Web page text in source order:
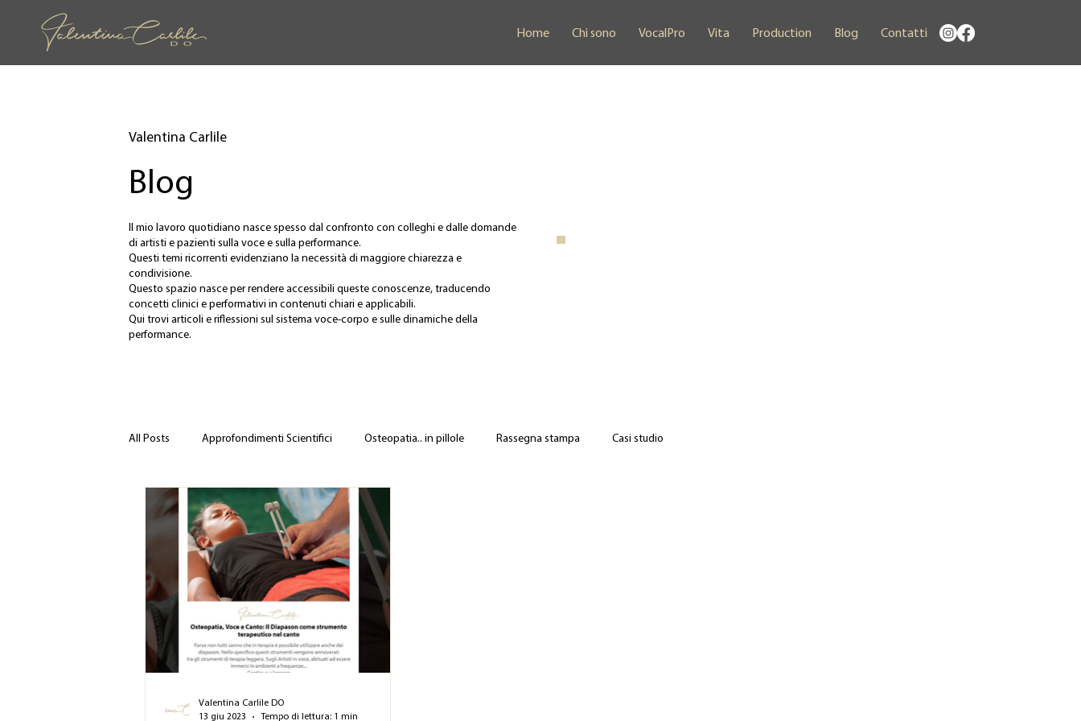
Home Chi sono VocalPro Vita Production Blog Contatti
Valentina Carlile
Blog
Il mio lavoro quotidiano nasce spesso dal confronto con colleghi e dalle domande
di artisti e pazienti sulla voce e sulla performance.
Questi temi ricorrenti evidenziano la necessità di maggiore chiarezza e
condivisione.
Questo spazio nasce per rendere accessibili queste conoscenze, traducendo
concetti clinici e performativi in contenuti chiari e applicabili.
Qui trovi articoli e riflessioni sul sistema voce-corpo e sulle dinamiche della
performance.
All Posts Approfondimenti Scientifici Osteopatia.. in pillole Rassegna stampa Casi studio
Valentina Carlile DO
13 giu 2023
Tempo di lettura: 1 min